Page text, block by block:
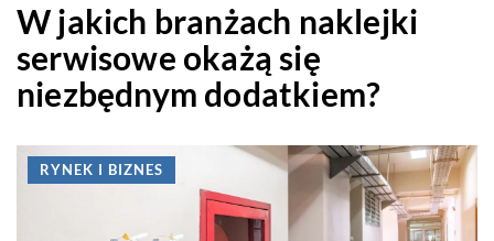
W jakich branżach naklejki
serwisowe okażą się
niezbędnym dodatkiem?
RYNEK I BIZNES